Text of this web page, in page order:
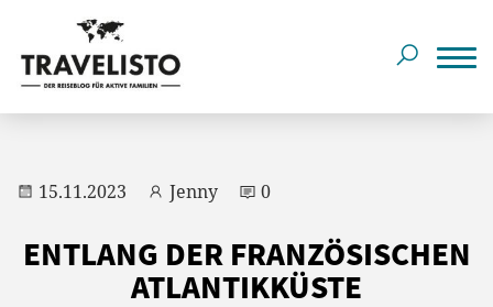
15.11.2023 Jenny 0
ENTLANG DER FRANZÖSISCHEN
ATLANTIKKÜSTE